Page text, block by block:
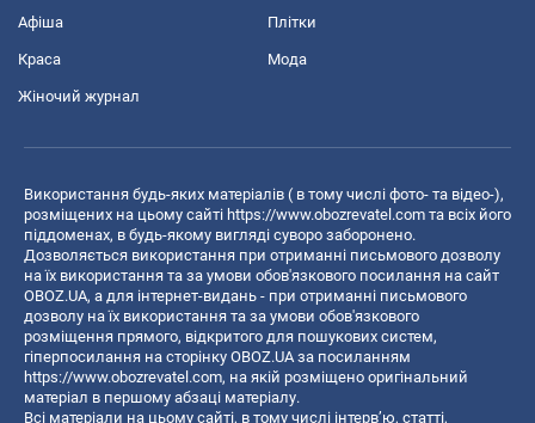
Афіша Плітки
Краса Мода
Жіночий журнал
Використання будь-яких матеріалів ( в тому числі фото- та відео-),
розміщених на цьому сайті https://www.obozrevatel.com та всіх його
піддоменах, в будь-якому вигляді суворо заборонено.
Дозволяється використання при отриманні письмового дозволу
на їх використання та за умови обов'язкового посилання на сайт
OBOZ.UA, а для інтернет-видань - при отриманні письмового
дозволу на їх використання та за умови обов'язкового
розміщення прямого, відкритого для пошукових систем,
гіперпосилання на сторінку OBOZ.UA за посиланням
https://www.obozrevatel.com, на якій розміщено оригінальний
матеріал в першому абзаці матеріалу.
Всі матеріали на цьому сайті, в тому числі інтерв’ю, статті,